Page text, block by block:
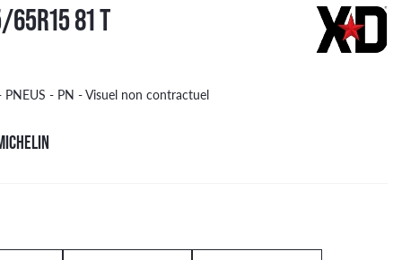
SAISON [EN COURS]
65R15 81 T
- PN - Visuel non contractuel